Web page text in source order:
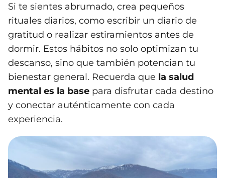
Si te sientes abrumado, crea pequeños
rituales diarios, como escribir un diario de
gratitud o realizar estiramientos antes de
dormir. Estos hábitos no solo optimizan tu
descanso, sino que también potencian tu
bienestar general. Recuerda que la salud
mental es la base para disfrutar cada destino
y conectar auténticamente con cada
experiencia.